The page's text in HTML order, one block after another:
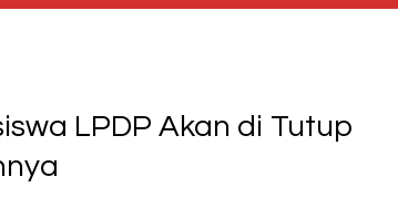
LPDP Akan di Tutup